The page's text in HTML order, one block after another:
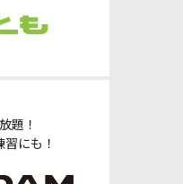
題！
にも！